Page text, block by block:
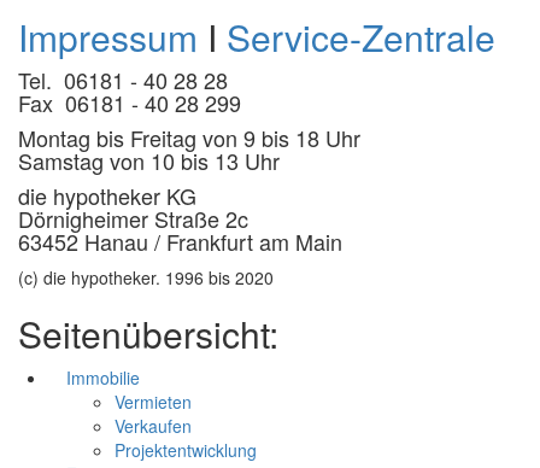
Impressum I Service-Zentrale
Tel. 06181 - 40 28 28
Fax 06181 - 40 28 299
Montag bis Freitag von 9 bis 18 Uhr
Samstag von 10 bis 13 Uhr
die hypotheker KG
Dörnigheimer Straße 2c
63452 Hanau / Frankfurt am Main
(c) die hypotheker. 1996 bis 2020
Seitenübersicht:
Immobilie
Vermieten
Verkaufen
Projektentwicklung